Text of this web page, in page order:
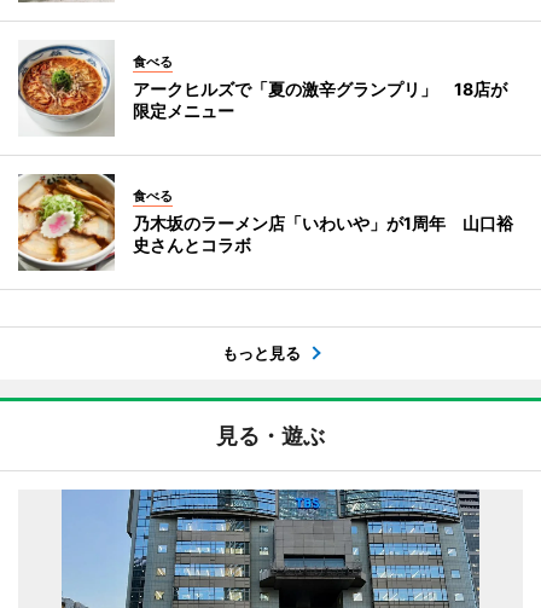
食べる
アークヒルズで「夏の激辛グランプリ」 18店が
限定メニュー
食べる
乃木坂のラーメン店「いわいや」が1周年 山口裕
史さんとコラボ
もっと見る
見る・遊ぶ